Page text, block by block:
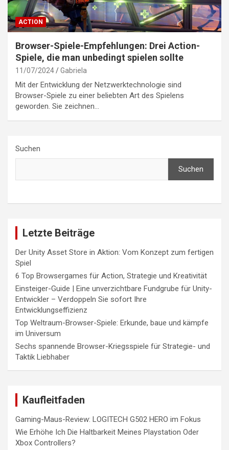
ACTION
Browser-Spiele-Empfehlungen: Drei Action-
Spiele, die man unbedingt spielen sollte
11/07/2024 Gabriela
Mit der Entwicklung der Netzwerktechnologie sind
Browser-Spiele zu einer beliebten Art des Spielens
geworden. Sie zeichnen…
Suchen
Suchen
Letzte Beiträge
Der Unity Asset Store in Aktion: Vom Konzept zum fertigen
Spiel
6 Top Browsergames für Action, Strategie und Kreativität
Einsteiger-Guide | Eine unverzichtbare Fundgrube für Unity-
Entwickler – Verdoppeln Sie sofort Ihre
Entwicklungseffizienz
Top Weltraum-Browser-Spiele: Erkunde, baue und kämpfe
im Universum
Sechs spannende Browser-Kriegsspiele für Strategie- und
Taktik Liebhaber
Kaufleitfaden
Gaming-Maus-Review: LOGITECH G502 HERO im Fokus
Wie Erhöhe Ich Die Haltbarkeit Meines Playstation Oder
Xbox Controllers?